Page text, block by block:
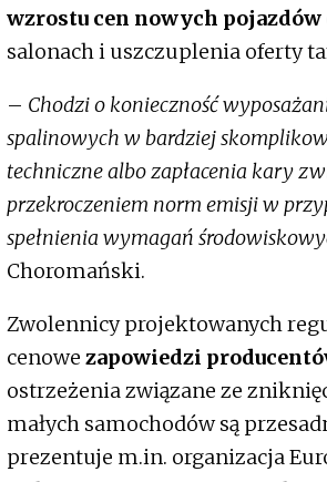
wzrostu cen nowych pojazdów
salonach i uszczuplenia oferty
– Chodzi o konieczność
spalinowych w bardziej
techniczne albo zapłacenia kary
przekroczeniem norm emisji w
spełnienia wymagań
Choromański.
Zwolennicy projektowanych
cenowe zapowiedzi
ostrzeżenia związane ze
małych samochodów są
prezentuje m.in. organizacja